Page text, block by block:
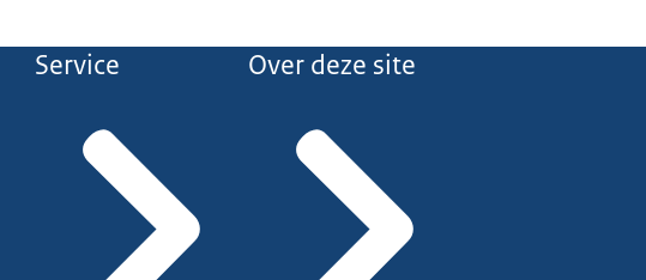
Service Over deze site